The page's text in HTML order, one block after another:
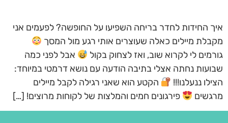
איך החידות לחדר בריחה השפיעו על החופשה? לפעמים אני
מקבלת מיילים כאלה שעוצרים אותי רגע מול המסך
גורמים לי לקרוא שוב, ואז לצחוק בקול
אבל לפני כמה
שבועות נחתה אצלי בתיבה הודעה עם נושא דרמטי במיוחד:
הצילו ננעלנו!!!
הקטע הוא שאני רגילה לקבל מיילים
מרגשים
פירגונים חמים והמלצות של לקוחות מרוצים! […]